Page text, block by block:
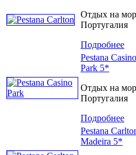
Отдых на
Португалия
Подробнее
Pestana Casino
Park 5*
Отдых на
Португалия
Подробнее
Pestana
Madeira 5*